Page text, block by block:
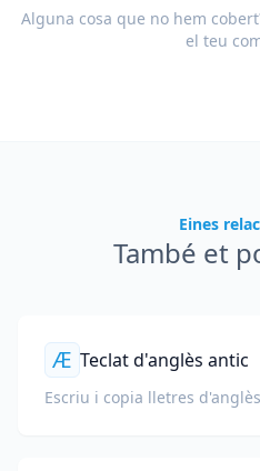
Alguna cosa que no hem
el teu
Eines
També et
Æ Teclat d'anglès antic
Escriu i copia lletres